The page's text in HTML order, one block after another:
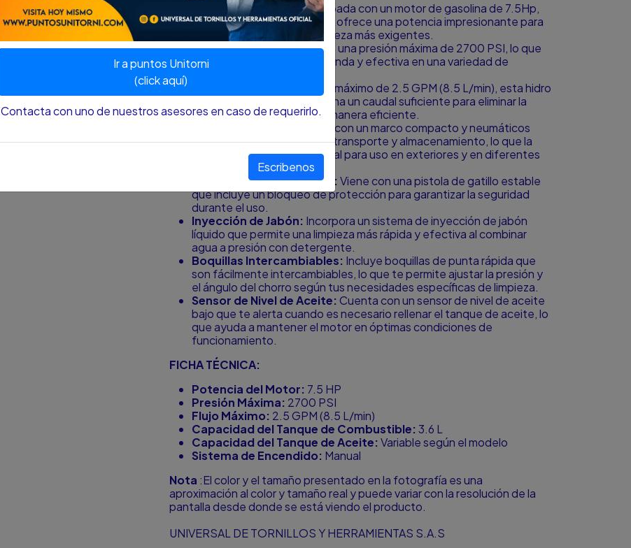
Potencia del Motor:Equipada con un motor de gasolina de 7.5Hp,
esta hidro lavadora gasolina ofrece una potencia impresionante para
enfrentar las tareas de limpieza más exigentes.
Presión Ajustable:Ofrece una presión máxima de 2700 PSI, lo que
garantiza una limpieza profunda y efectiva en una variedad de
Con un flujo máximo de 2.5 GPM (8.5 L/min), esta hidro
lavadora gasolina proporciona un caudal suficiente para eliminar la
suciedad y los residuos de manera eficiente.
Diseñada con un marco compacto y neumáticos
resistentes para facilitar su transporte y almacenamiento, lo que la
convierte en una opción ideal para uso en exteriores y en diferentes
Pistola de Gatillo Estable: Viene con una pistola de gatillo estable
que incluye un bloqueo de protección para garantizar la seguridad
durante el uso.
Inyección de Jabón: Incorpora un sistema de inyección de jabón
líquido que permite una limpieza más rápida y efectiva al combinar
agua a presión con detergente.
Boquillas Intercambiables: Incluye boquillas de punta rápida que
son fácilmente intercambiables, lo que te permite ajustar la presión y
el ángulo del chorro según tus necesidades específicas de limpieza.
Sensor de Nivel de Aceite: Cuenta con un sensor de nivel de aceite
bajo que te alerta cuando es necesario rellenar el tanque de aceite, lo
que ayuda a mantener el motor en óptimas condiciones de
funcionamiento.
FICHA TÉCNICA:
Potencia del Motor: 7.5 HP
Presión Máxima: 2700 PSI
Flujo Máximo: 2.5 GPM (8.5 L/min)
Capacidad del Tanque de Combustible: 3.6 L
Capacidad del Tanque de Aceite: Variable según el modelo
Sistema de Encendido: Manual
Nota :El color y el tamaño presentado en la fotografía es una
aproximación al color y tamaño real y puede variar con la resolución de la
pantalla desde donde se está viendo el producto.
UNIVERSAL DE TORNILLOS Y HERRAMIENTAS S.A.S
Ir a puntos Unitorni
(click aquí)
Contacta con uno de nuestros asesores en caso de requerirlo.
Escribenos